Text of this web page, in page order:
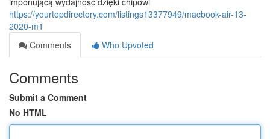
https://yourtopdirectory.com/listings13377949/macbook-air-13-
2020-m1
Comments
Who Upvoted
Comments
Submit a Comment
No HTML